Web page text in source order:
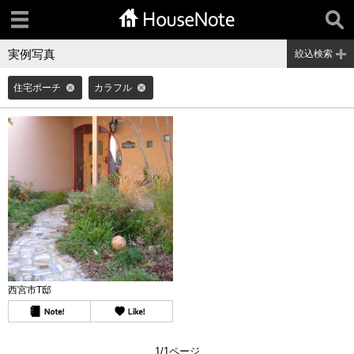
実例写真 絞込検索
住宅ポーチ カラフル
西宮市T邸
1/1ページ